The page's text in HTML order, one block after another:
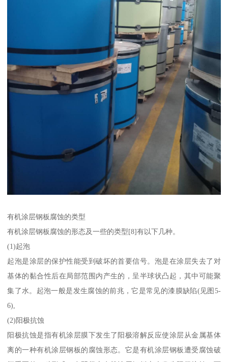
有机涂层钢板腐蚀的类型
有机涂层钢板腐蚀的形态及一些的类型[8]有以下几种。
(1)起泡
起泡是涂层的保护性能受到破坏的首要信号。泡是在涂层失去了对
基体的黏合性后在局部范围内产生的，呈半球状凸起，其中可能聚
集了水。起泡一般是发生腐蚀的前兆，它是常见的漆膜缺陷(见图5-
6),
(2)阳极抗蚀
阳极抗蚀是指有机涂层膜下发生了阳极溶解反应使涂层从金属基体
离的一种有机涂层钢板的腐蚀形态。它是有机涂层钢板遭受腐蚀破